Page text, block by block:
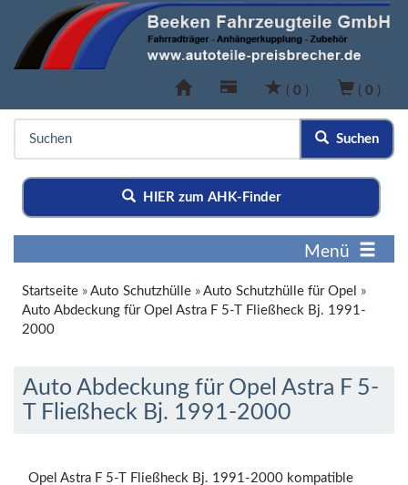
( 0 ) ( 0 )
Suchen
HIER zum AHK-Finder
Menü
Startseite » Auto Schutzhülle » Auto Schutzhülle für Opel »
Auto Abdeckung für Opel Astra F 5-T Fließheck Bj. 1991-
2000
Auto Abdeckung für Opel Astra F 5-
T Fließheck Bj. 1991-2000
Opel Astra F 5-T Fließheck Bj. 1991-2000 kompatible